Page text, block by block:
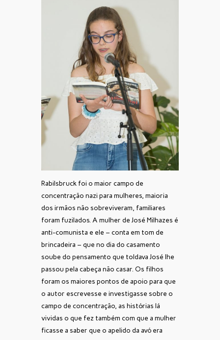
Rabilsbruck foi o maior campo de
concentração nazi para mulheres, maioria
dos irmãos não sobreviveram, familiares
foram fuzilados. A mulher de José Milhazes é
anti-comunista e ele – conta em tom de
brincadeira – que no dia do casamento
soube do pensamento que toldava José lhe
passou pela cabeça não casar. Os filhos
foram os maiores pontos de apoio para que
o autor escrevesse e investigasse sobre o
campo de concentração, as histórias lá
vividas o que fez também com que a mulher
ficasse a saber que o apelido da avó era